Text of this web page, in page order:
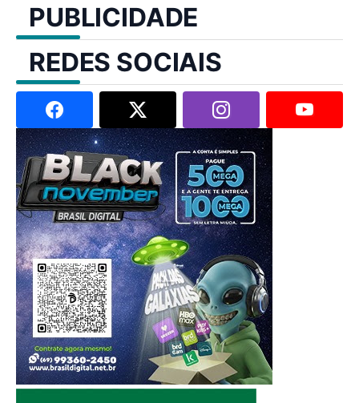
PUBLICIDADE
REDES SOCIAIS